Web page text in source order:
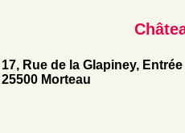
17, Rue de la Glapiney,
25500 Morteau